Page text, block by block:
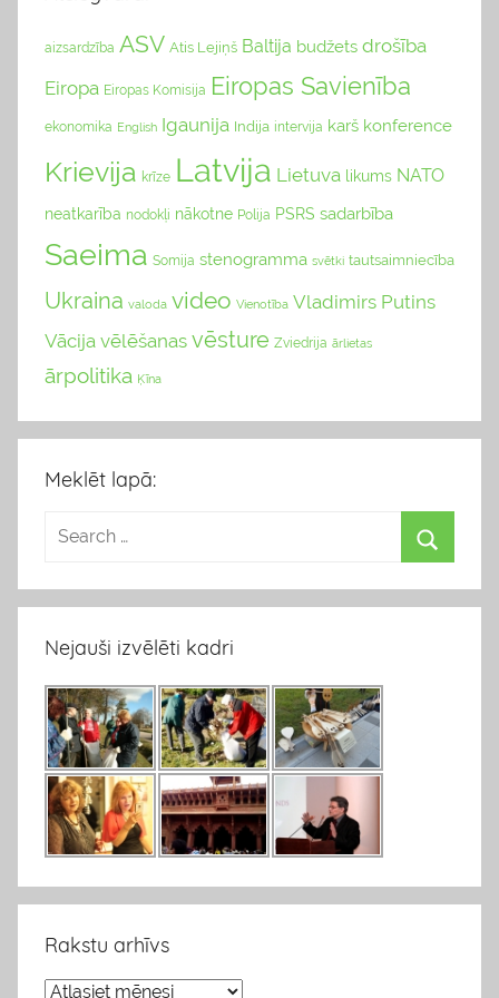
aizsardzība ASV Atis Lejiņš Baltija budžets drošība
Eiropa Eiropas Komisija Eiropas Savienība
ekonomika English Igaunija Indija intervija karš konference
Krievija krīze Latvija Lietuva likums NATO
neatkarība nodokļi nākotne Polija PSRS sadarbība
Saeima Somija stenogramma svētki tautsaimniecība
Ukraina valoda video Vienotība Vladimirs Putins
Vācija vēlēšanas vēsture Zviedrija ārlietas
ārpolitika Ķīna
Meklēt lapā:
Nejauši izvēlēti kadri
Rakstu arhīvs
R